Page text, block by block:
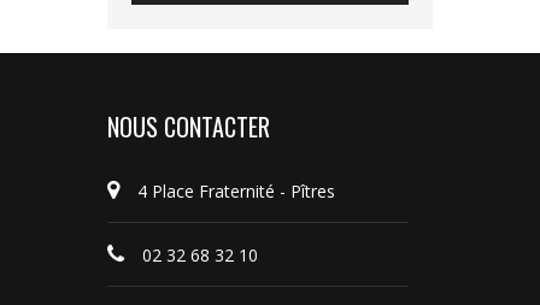
NOUS CONTACTER
4 Place Fraternité - Pîtres
02 32 68 32 10